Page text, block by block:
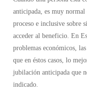
anticipada, es muy normal
proceso e inclusive sobre
acceder al beneficio. En
problemas económicos,
que en éstos casos, lo
jubilación anticipada que
indicado.